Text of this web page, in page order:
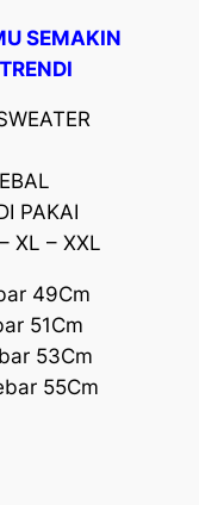
SEMAKIN
PAKAI
XL – XXL
49Cm
51Cm
53Cm
55Cm